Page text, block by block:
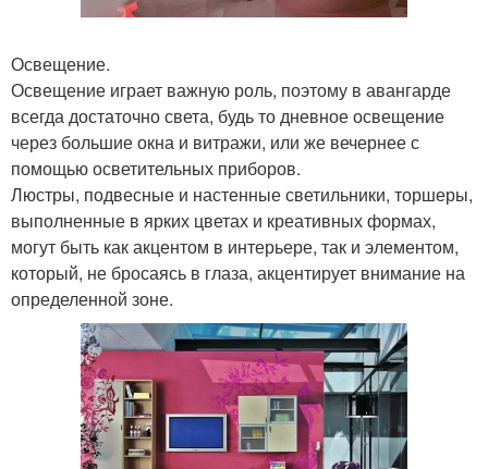
Освещение.
Освещение играет важную роль, поэтому в авангарде
всегда достаточно света, будь то дневное освещение
через большие окна и витражи, или же вечернее с
помощью осветительных приборов.
Люстры, подвесные и настенные светильники, торшеры,
выполненные в ярких цветах и креативных формах,
могут быть как акцентом в интерьере, так и элементом,
который, не бросаясь в глаза, акцентирует внимание на
определенной зоне.